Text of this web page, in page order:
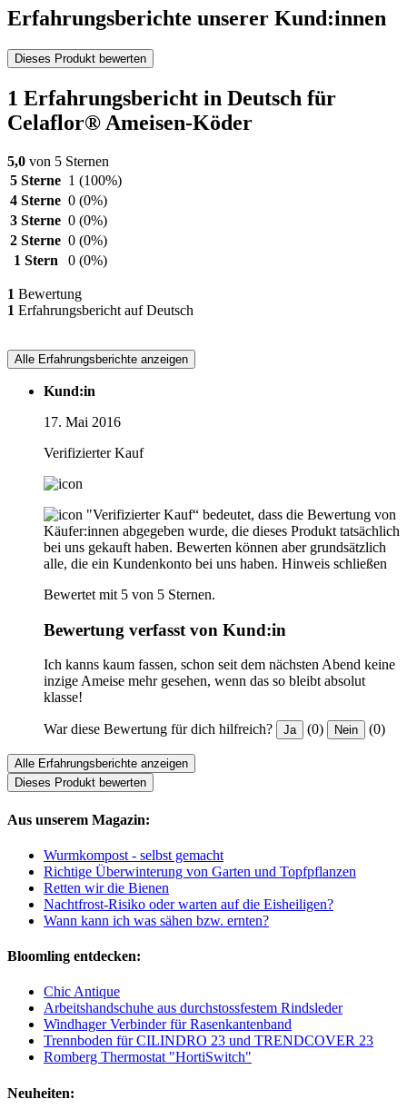
Erfahrungsberichte unserer Kund:innen
Dieses Produkt bewerten
1 Erfahrungsbericht in Deutsch für
Celaflor® Ameisen-Köder
5,0 von 5 Sternen
5 Sterne 1 (100%)
4 Sterne 0 (0%)
3 Sterne 0 (0%)
2 Sterne 0 (0%)
1 Stern
0 (0%)
1 Bewertung
1 Erfahrungsbericht auf Deutsch
Alle Erfahrungsberichte anzeigen
Kund:in
17. Mai 2016
Verifizierter Kauf
"Verifizierter Kauf“ bedeutet, dass die Bewertung von
Käufer:innen abgegeben wurde, die dieses Produkt tatsächlich
bei uns gekauft haben. Bewerten können aber grundsätzlich
alle, die ein Kundenkonto bei uns haben. Hinweis schließen
Bewertet mit 5 von 5 Sternen.
Bewertung verfasst von Kund:in
Ich kanns kaum fassen, schon seit dem nächsten Abend keine
inzige Ameise mehr gesehen, wenn das so bleibt absolut
klasse!
War diese Bewertung für dich hilfreich? Ja (0) Nein (0)
Alle Erfahrungsberichte anzeigen
Dieses Produkt bewerten
Aus unserem Magazin:
Wurmkompost - selbst gemacht
Richtige Überwinterung von Garten und Topfpflanzen
Retten wir die Bienen
Nachtfrost-Risiko oder warten auf die Eisheiligen?
Wann kann ich was sähen bzw. ernten?
Bloomling entdecken:
Chic Antique
Arbeitshandschuhe aus durchstossfestem Rindsleder
Windhager Verbinder für Rasenkantenband
Trennboden für CILINDRO 23 und TRENDCOVER 23
Romberg Thermostat "HortiSwitch"
Neuheiten: